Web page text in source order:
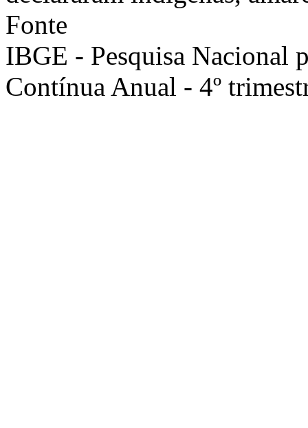
Fonte
IBGE - Pesquisa Nacional
Contínua Anual - 4º